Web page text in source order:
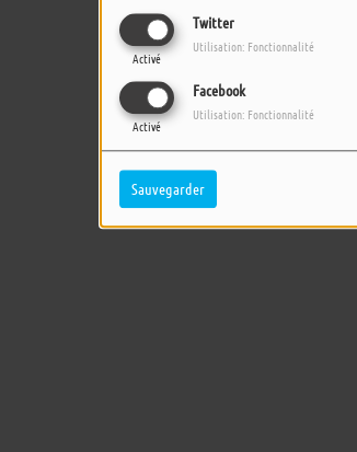
Twitter
Activé
Utilisation: Fonctionnalité
Facebook
Activé
Utilisation: Fonctionnalité
Sauvegarder